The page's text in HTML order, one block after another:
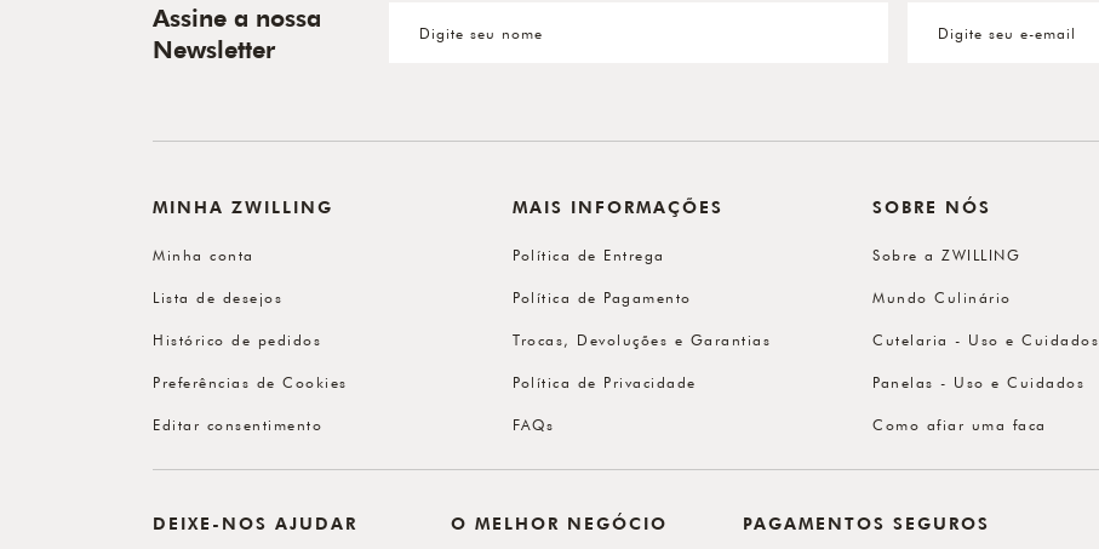
Assine a nossa
Newsletter
MINHA ZWILLING
Minha conta
Lista de desejos
Histórico de pedidos
Preferências de Cookies
Editar consentimento
MAIS INFORMAÇÕES
Política de Entrega
Política de Pagamento
Trocas, Devoluções e Garantias
Política de Privacidade
FAQs
SOBRE NÓS
Sobre a ZWILLING
Mundo Culinário
Cutelaria - Uso e Cuidados
Panelas - Uso e Cuidados
Como afiar uma faca
DEIXE-NOS AJUDAR O MELHOR NEGÓCIO PAGAMENTOS SEGUROS